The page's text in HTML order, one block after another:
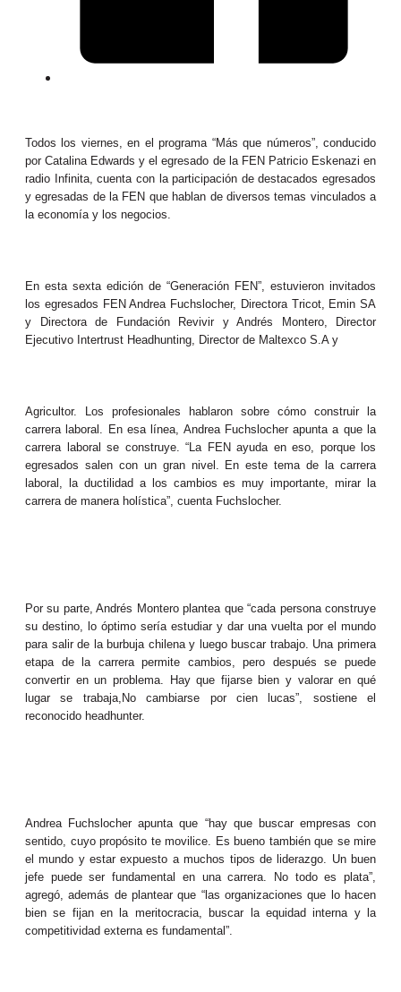
Todos los viernes, en el programa “Más que números”, conducido
por Catalina Edwards y el egresado de la FEN Patricio Eskenazi en
radio Infinita, cuenta con la participación de destacados egresados
y egresadas de la FEN que hablan de diversos temas vinculados a
la economía y los negocios.
En esta sexta edición de “Generación FEN”, estuvieron invitados
los egresados FEN Andrea Fuchslocher, Directora Tricot, Emin SA
y Directora de Fundación Revivir y Andrés Montero, Director
Ejecutivo Intertrust Headhunting, Director de Maltexco S.A y
Agricultor. Los profesionales hablaron sobre cómo construir la
carrera laboral. En esa línea, Andrea Fuchslocher apunta a que la
carrera laboral se construye. “La FEN ayuda en eso, porque los
egresados salen con un gran nivel. En este tema de la carrera
laboral, la ductilidad a los cambios es muy importante, mirar la
carrera de manera holística”, cuenta Fuchslocher.
Por su parte, Andrés Montero plantea que “cada persona construye
su destino, lo óptimo sería estudiar y dar una vuelta por el mundo
para salir de la burbuja chilena y luego buscar trabajo. Una primera
etapa de la carrera permite cambios, pero después se puede
convertir en un problema. Hay que fijarse bien y valorar en qué
lugar se trabaja,No cambiarse por cien lucas”, sostiene el
reconocido headhunter.
Andrea Fuchslocher apunta que “hay que buscar empresas con
sentido, cuyo propósito te movilice. Es bueno también que se mire
el mundo y estar expuesto a muchos tipos de liderazgo. Un buen
jefe puede ser fundamental en una carrera. No todo es plata”,
agregó, además de plantear que “las organizaciones que lo hacen
bien se fijan en la meritocracia, buscar la equidad interna y la
competitividad externa es fundamental”.